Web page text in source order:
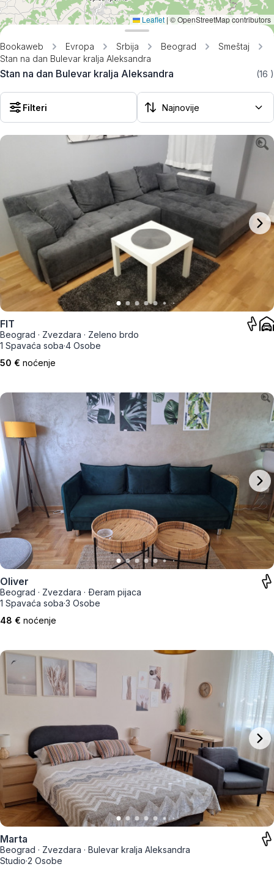
Bookaweb Evropa Srbija Beograd
Smeštaj
Stan na dan Bulevar kralja Aleksandra
Stan na dan Bulevar kralja Aleksandra (16 )
Filteri
FIT
Beograd · Zvezdara · Zeleno brdo
1 Spavaća soba·4 Osobe
50 € noćenje
Oliver
Beograd · Zvezdara · Đeram pijaca
1 Spavaća soba·3 Osobe
48 € noćenje
Marta
Beograd · Zvezdara · Bulevar kralja Aleksandra
Studio·2 Osobe
Leaflet | © OpenStreetMap contributors